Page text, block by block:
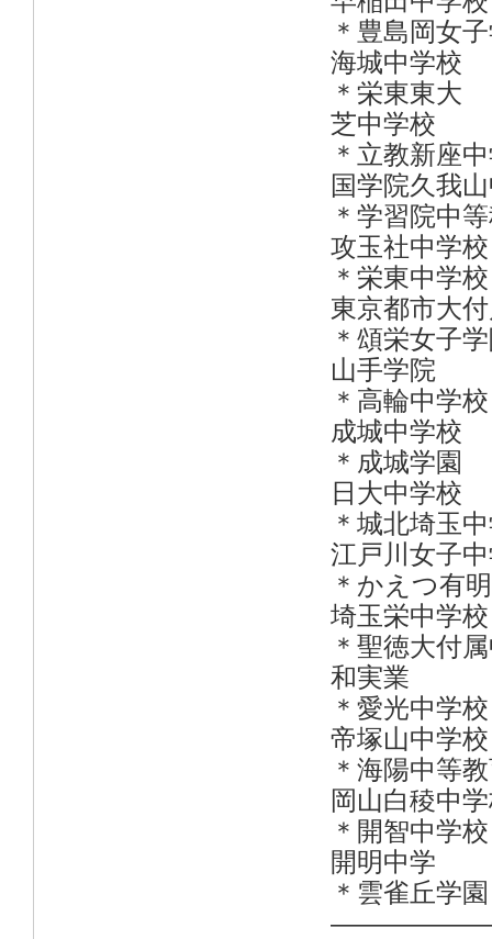
＊豊島
海城中
＊栄東
芝中
＊立教
国学院久
＊学習
攻玉社
＊栄東
東京都市
＊頌栄女
山手
＊高輪
成城
＊成城
日大
＊城北
江戸川女
＊かえつ
埼玉栄
＊聖徳
和実業
＊愛光
帝塚山
＊海陽中
岡山白
＊開
開明
＊雲雀丘学園